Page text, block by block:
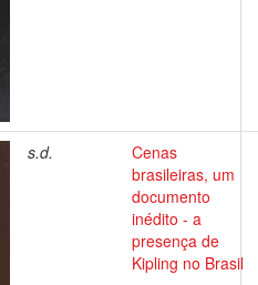
s.d.
Cenas
brasileiras, um
documento
inédito - a
presença de
Kipling no Brasil